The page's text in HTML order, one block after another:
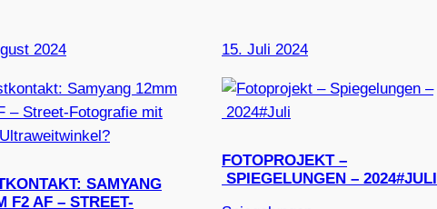
2024
SAMYANG
F2 AF – STREET-
15. Juli 2024
FOTOPROJEKT –
SPIEGELUNGEN – 2024#JULI